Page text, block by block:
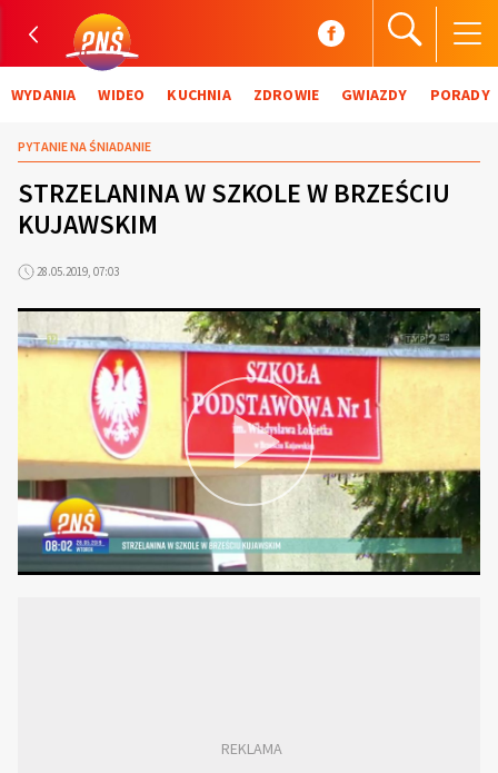
WYDANIA WIDEO KUCHNIA ZDROWIE GWIAZDY PORADY
PYTANIE NA ŚNIADANIE
STRZELANINA W SZKOLE W BRZEŚCIU
KUJAWSKIM
28.05.2019, 07:03